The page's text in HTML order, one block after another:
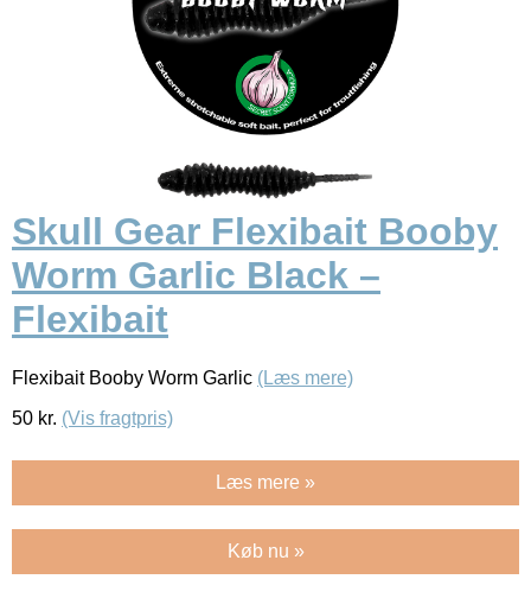
Skull Gear Flexibait Booby
Worm Garlic Black –
Flexibait
Flexibait Booby Worm Garlic (Læs mere)
50 kr. (Vis fragtpris)
Læs mere »
Køb nu »